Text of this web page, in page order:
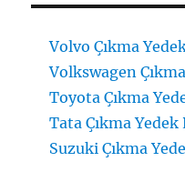
Volvo Çıkma
Volkswagen
Toyota Çıkma
Tata Çıkma
Suzuki Çıkma